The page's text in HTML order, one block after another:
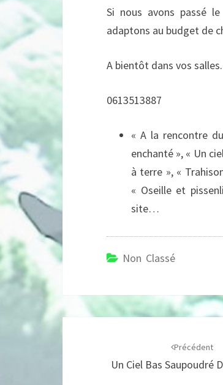
Si nous avons passé
adaptons au budget de
A bientôt dans vos salles.
0613513887
« A la rencontre
enchanté », « Un
à terre », «
« Oseille et
site…
Non Classé
Précédent
Un Ciel Bas Saupoudré